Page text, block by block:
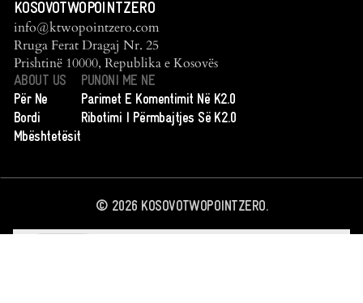
KOSOVOTWOPOINTZERO
info@ktwopointzero.com
Rruga Ferat Dragaj Nr. 25
Prishtinë 10000, Republika e Kosovës
ABOUT US
Për Ne
Bordi
Mbështetësit
PUNONI ME NE
Parimet E Komentimit Në K2.0
Ribotimi I Përmbajtjes Së K2.0
© 2026KOSOVOTWOPOINTZERO.